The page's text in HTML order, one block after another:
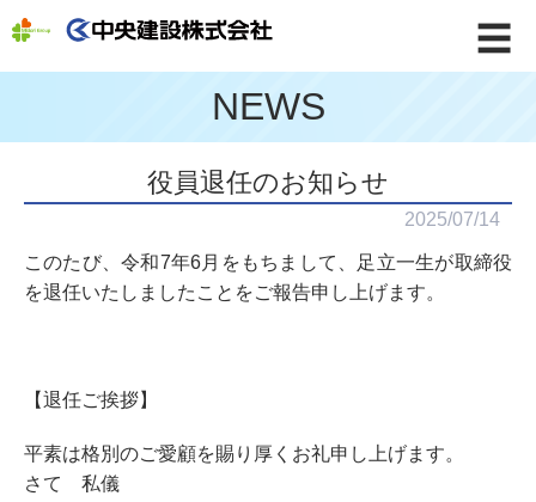
☰
NEWS
役員退任のお知らせ
2025/07/14
このたび、令和7年6月をもちまして、足立一生が取締役
を退任いたしましたことをご報告申し上げます。
【退任ご挨拶】
平素は格別のご愛顧を賜り厚くお礼申し上げます。
さて 私儀